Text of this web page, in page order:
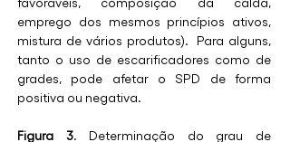
emprego dos mesmos princípios ativos,
mistura de vários produtos).  Para alguns,
tanto o uso de escarificadores como de
grades, pode afetar o SPD de forma
positiva ou negativa.
Figura 3. Determinação do grau de